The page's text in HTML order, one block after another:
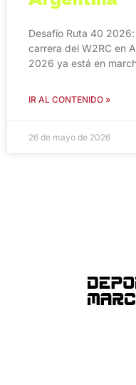
Desafío Ruta 40
carrera del W2RC en
2026 ya está en
IR AL CONTENIDO »
26 de mayo de 2026